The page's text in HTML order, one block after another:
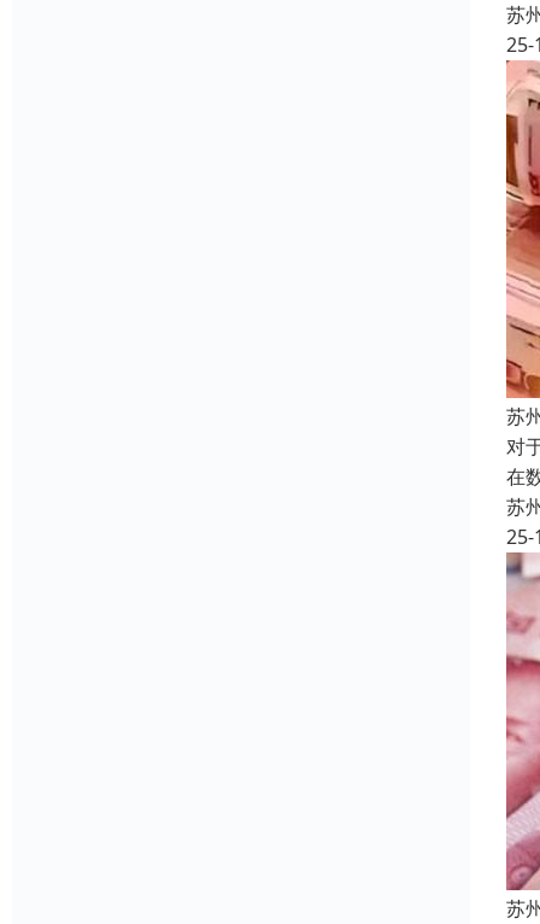
苏
25-
苏
对
在
苏
25-
苏